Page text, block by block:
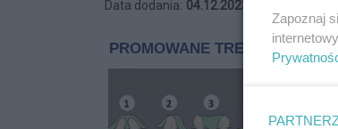
Data dodania: 04.12.2023 20:51
Zapoznaj